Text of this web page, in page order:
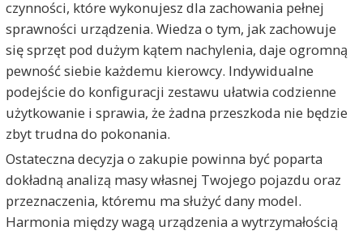
czynności, które wykonujesz dla zachowania pełnej
sprawności urządzenia. Wiedza o tym, jak zachowuje
się sprzęt pod dużym kątem nachylenia, daje ogromną
pewność siebie każdemu kierowcy. Indywidualne
podejście do konfiguracji zestawu ułatwia codzienne
użytkowanie i sprawia, że żadna przeszkoda nie będzie
zbyt trudna do pokonania.
Ostateczna decyzja o zakupie powinna być poparta
dokładną analizą masy własnej Twojego pojazdu oraz
przeznaczenia, któremu ma służyć dany model.
Harmonia między wagą urządzenia a wytrzymałością